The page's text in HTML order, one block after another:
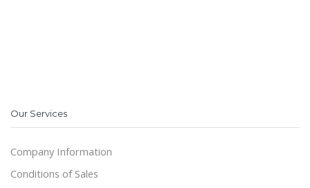
Our Services
Company Information
Conditions of Sales